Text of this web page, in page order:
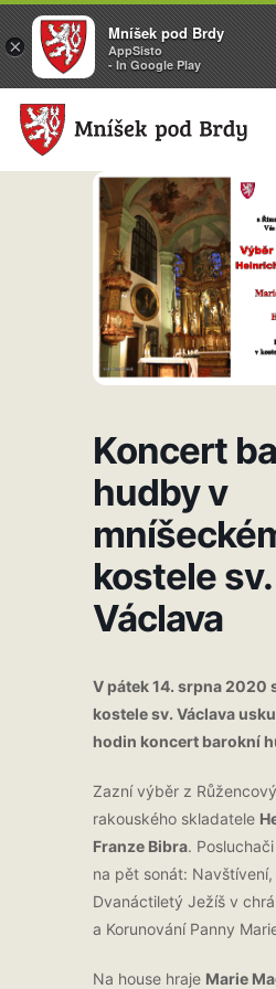
Koncert
hudby v
kostele sv.
Václava
V pátek 14. srpna 2020
kostele sv. Václava
hodin koncert barokní
Zazní výběr z
rakouského skladatele
Franze Bibra.
na pět sonát:
Dvanáctiletý Ježíš v
a Korunování Panny
Na house hraje Marie
×
Mníšek pod Brdy
AppSisto
- In Google Play